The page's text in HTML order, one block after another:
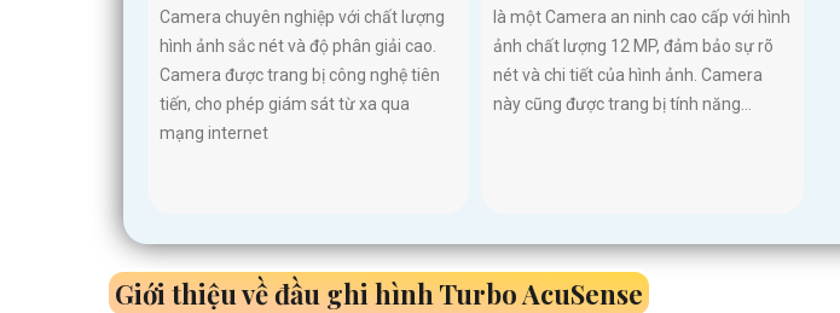
Camera chuyên nghiệp với chất lượng
hình ảnh sắc nét và độ phân giải cao.
Camera được trang bị công nghệ tiên
tiến, cho phép giám sát từ xa qua
mạng internet
là một Camera an ninh cao cấp với hình
ảnh chất lượng 12 MP, đảm bảo sự rõ
nét và chi tiết của hình ảnh. Camera
này cũng được trang bị tính năng...
Giới thiệu về đầu ghi hình Turbo AcuSense